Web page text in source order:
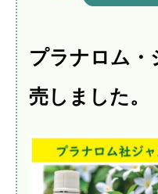
プラナロム・
売しました。